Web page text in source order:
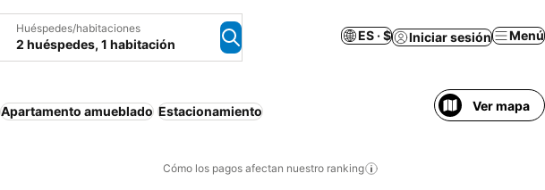
Huéspedes/habitaciones
2 huéspedes, 1 habitación
ES · $ Iniciar sesión Menú
Apartamento amueblado Estacionamiento Ver mapa
Cómo los pagos afectan nuestro ranking